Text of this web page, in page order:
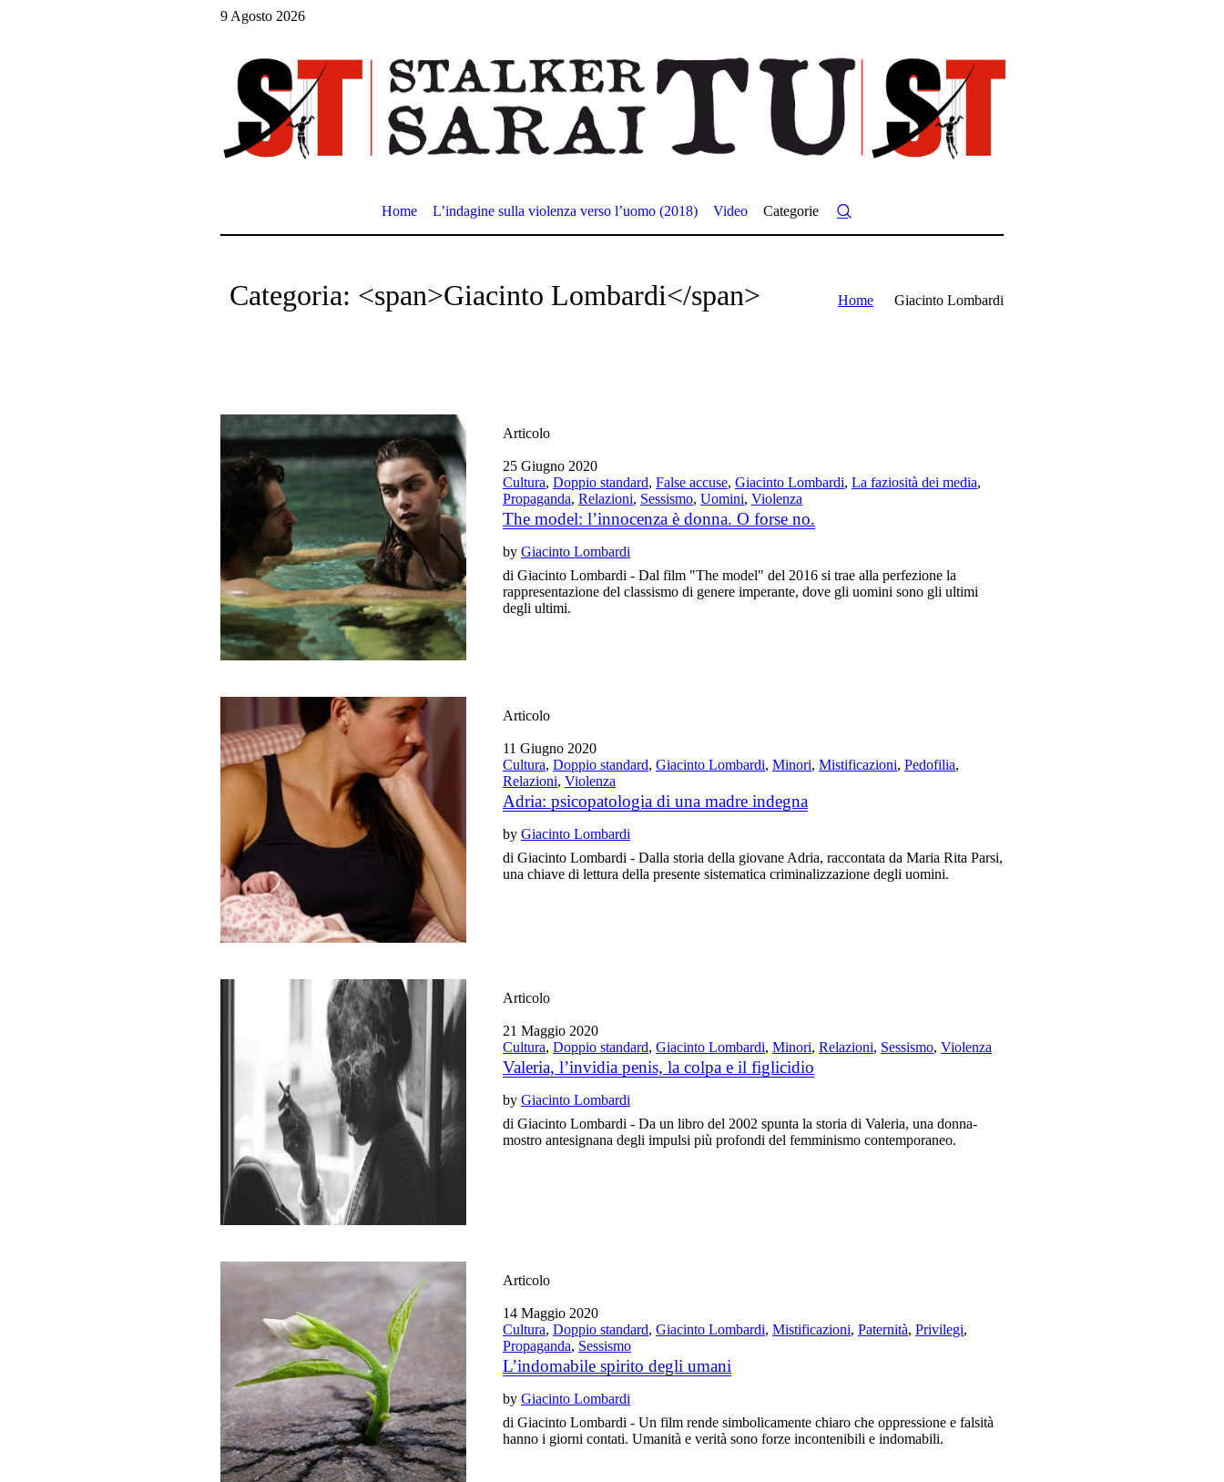
9 Agosto 2026
Home L’indagine sulla violenza verso l’uomo (2018) Video Categorie
Categoria: <span>Giacinto Lombardi</span> Home Giacinto Lombardi
Articolo
25 Giugno 2020
Cultura,Doppio standard,False accuse,Giacinto Lombardi,La faziosità dei media,
Propaganda,Relazioni, Sessismo,Uomini,Violenza
The model: l’innocenza è donna. O forse no.
byGiacinto Lombardi
di Giacinto Lombardi - Dal film "The model" del 2016 si trae alla perfezione la
rappresentazione del classismo di genere imperante, dove gli uomini sono gli ultimi
degli ultimi.
Articolo
11 Giugno 2020
Cultura,Doppio standard,Giacinto Lombardi,Minori,Mistificazioni,Pedofilia,
Relazioni,Violenza
Adria: psicopatologia di una madre indegna
byGiacinto Lombardi
di Giacinto Lombardi - Dalla storia della giovane Adria, raccontata da Maria Rita Parsi,
una chiave di lettura della presente sistematica criminalizzazione degli uomini.
Articolo
21 Maggio 2020
Cultura,Doppio standard,Giacinto Lombardi,Minori,Relazioni, Sessismo,Violenza
Valeria, l’invidia penis, la colpa e il figlicidio
byGiacinto Lombardi
di Giacinto Lombardi - Da un libro del 2002 spunta la storia di Valeria, una donna-
mostro antesignana degli impulsi più profondi del femminismo contemporaneo.
Articolo
14 Maggio 2020
Cultura,Doppio standard,Giacinto Lombardi,Mistificazioni,Paternità,Privilegi,
Propaganda, Sessismo
L’indomabile spirito degli umani
byGiacinto Lombardi
di Giacinto Lombardi - Un film rende simbolicamente chiaro che oppressione e falsità
hanno i giorni contati. Umanità e verità sono forze incontenibili e indomabili.